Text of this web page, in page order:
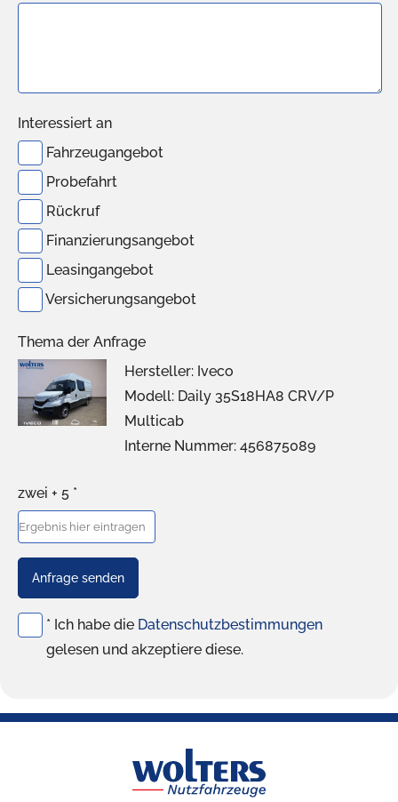
Interessiert an
Fahrzeugangebot
Probefahrt
Rückruf
Finanzierungsangebot
Leasingangebot
Versicherungsangebot
Thema der Anfrage
Hersteller: Iveco
Modell: Daily 35S18HA8 CRV/P
Multicab
Interne Nummer: 456875089
zwei + 5 *
Anfrage senden
* Ich habe die Datenschutzbestimmungen
gelesen und akzeptiere diese.